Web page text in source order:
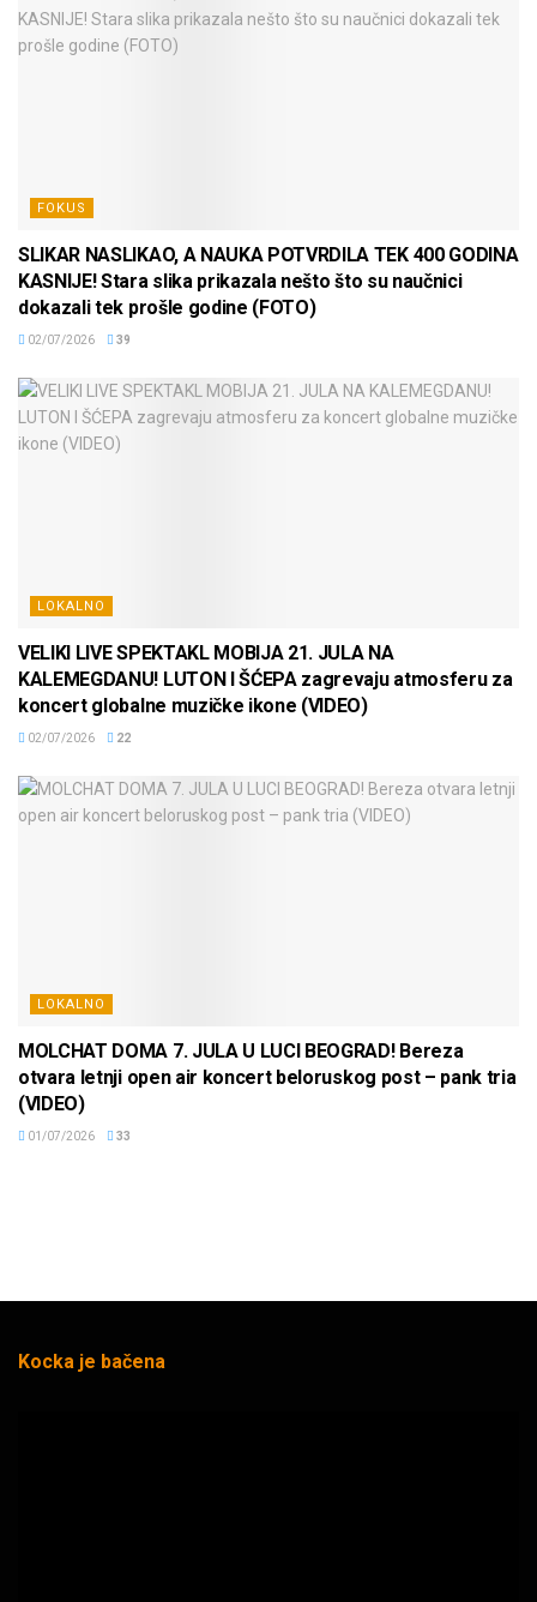
FOKUS
SLIKAR NASLIKAO, A NAUKA POTVRDILA TEK 400 GODINA
KASNIJE! Stara slika prikazala nešto što su naučnici
dokazali tek prošle godine (FOTO)
02/07/2026 39
LOKALNO
VELIKI LIVE SPEKTAKL MOBIJA 21. JULA NA
KALEMEGDANU! LUTON I ŠĆEPA zagrevaju atmosferu za
koncert globalne muzičke ikone (VIDEO)
02/07/2026 22
LOKALNO
MOLCHAT DOMA 7. JULA U LUCI BEOGRAD! Bereza
otvara letnji open air koncert beloruskog post – pank tria
(VIDEO)
01/07/2026 33
Kocka je bačena